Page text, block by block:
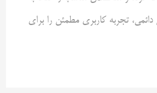
دائمی، تجربه کاربری مطمئن را برای